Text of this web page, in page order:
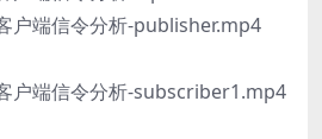
户端信令分析-publisher.mp4
户端信令分析-subscriber1.mp4